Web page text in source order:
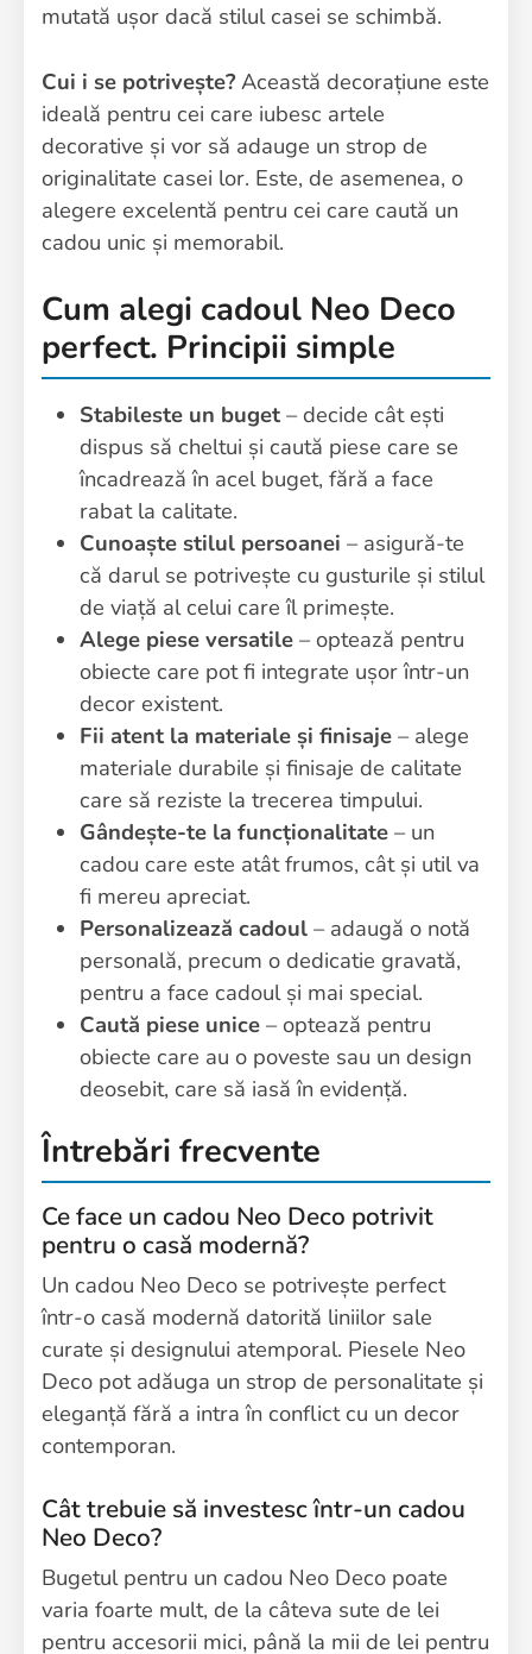
mutată ușor dacă stilul casei se schimbă.
Cui i se potrivește? Această decorațiune este
ideală pentru cei care iubesc artele
decorative și vor să adauge un strop de
originalitate casei lor. Este, de asemenea, o
alegere excelentă pentru cei care caută un
cadou unic și memorabil.
Cum alegi cadoul Neo Deco
perfect. Principii simple
Stabileste un buget – decide cât ești
dispus să cheltui și caută piese care se
încadrează în acel buget, fără a face
rabat la calitate.
Cunoaște stilul persoanei – asigură-te
că darul se potrivește cu gusturile și stilul
de viață al celui care îl primește.
Alege piese versatile – optează pentru
obiecte care pot fi integrate ușor într-un
decor existent.
Fii atent la materiale și finisaje – alege
materiale durabile și finisaje de calitate
care să reziste la trecerea timpului.
Gândește-te la funcționalitate – un
cadou care este atât frumos, cât și util va
fi mereu apreciat.
Personalizează cadoul – adaugă o notă
personală, precum o dedicatie gravată,
pentru a face cadoul și mai special.
Caută piese unice – optează pentru
obiecte care au o poveste sau un design
deosebit, care să iasă în evidență.
Întrebări frecvente
Ce face un cadou Neo Deco potrivit
pentru o casă modernă?
Un cadou Neo Deco se potrivește perfect
într-o casă modernă datorită liniilor sale
curate și designului atemporal. Piesele Neo
Deco pot adăuga un strop de personalitate și
eleganță fără a intra în conflict cu un decor
contemporan.
Cât trebuie să investesc într-un cadou
Neo Deco?
Bugetul pentru un cadou Neo Deco poate
varia foarte mult, de la câteva sute de lei
pentru accesorii mici, până la mii de lei pentru